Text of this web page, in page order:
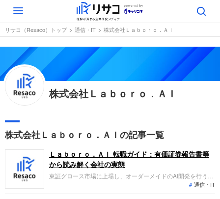
Toggle
navigation
リサコ（Resaco）トップ 通信・IT 株式会社Ｌａｂｏｒｏ．ＡＩ
株式会社Ｌａｂｏｒｏ．ＡＩ
株式会社Ｌａｂｏｒｏ．ＡＩの記事一覧
Ｌａｂｏｒｏ．ＡＩ 転職ガイド：有価証券報告書等
から読み解く会社の実態
東証グロース市場に上場し、オーダーメイドのAI開発を行う
「カスタムAIソリューション事業」と「システム開発事業」を
展開しています。第10期より連結決算へ移行し、売上高は19.0
通信・IT